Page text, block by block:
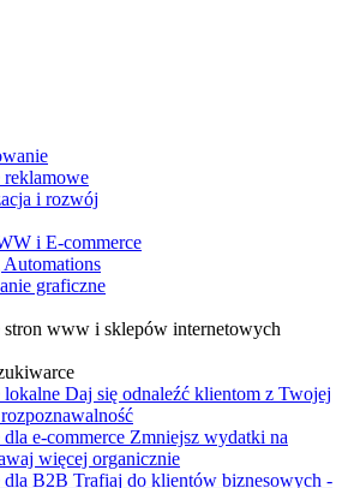
i rozwój
i E-commerce
graficzne
stron www i sklepów internetowych
lokalne Daj się odnaleźć klientom z Twojej
e-commerce Zmniejsz wydatki na
więcej organicznie
dla B2B Trafiaj do klientów biznesowych -